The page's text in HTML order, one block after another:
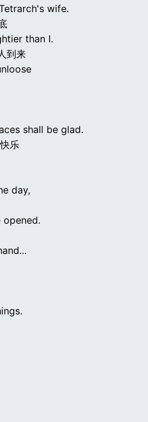
wife.
than I.
到来
shall be glad.
乐
day,